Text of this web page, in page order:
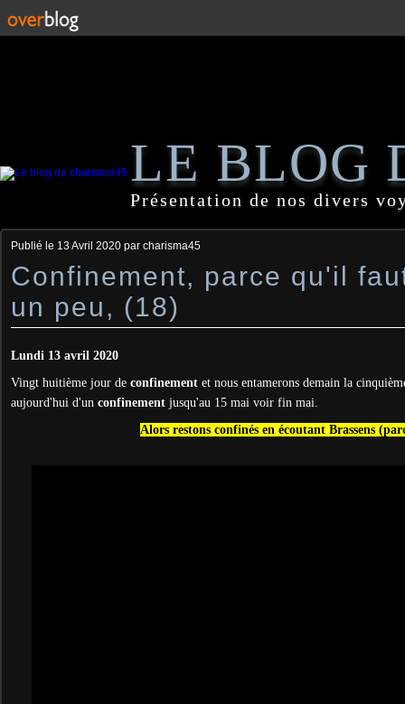
LE BLOG
Présentation de nos divers
Publié le 13 Avril 2020 par charisma45
Confinement, parce qu'il
un peu, (18)
Lundi 13 avril 2020
Vingt huitième jour de confinement et nous entamerons demain la
aujourd'hui d'un confinement jusqu'au 15 mai voir fin mai.
Alors restons confinés en écoutant Brassens